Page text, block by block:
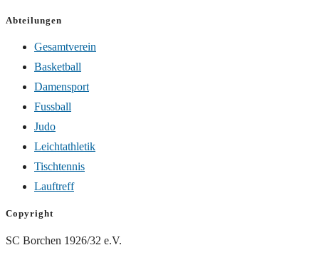
Abteilungen
Gesamtverein
Basketball
Damensport
Fussball
Judo
Leichtathletik
Tischtennis
Lauftreff
Copyright
SC Borchen 1926/32 e.V.